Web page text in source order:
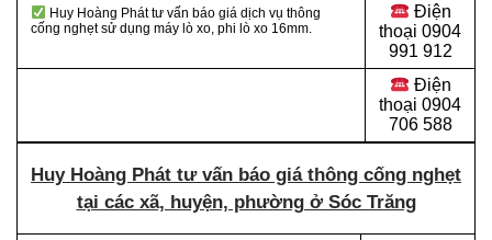
Huy Hoàng Phát tư vấn báo giá dịch vụ thông
cống nghẹt sử dụng máy lò xo, phi lò xo 16mm.
Điện
thoại 0904
991 912
Điện
thoại 0904
706 588
Huy Hoàng Phát tư vấn báo giá thông cống nghẹt
tại các xã, huyện, phường ở Sóc Trăng